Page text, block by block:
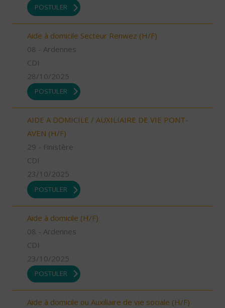
POSTULER
Aide à domicile Secteur Renwez (H/F)
08 - Ardennes
CDI
28/10/2025
POSTULER
AIDE A DOMICILE / AUXILIAIRE DE VIE PONT-
AVEN (H/F)
29 - Finistère
CDI
23/10/2025
POSTULER
Aide à domicile (H/F)
08 - Ardennes
CDI
23/10/2025
POSTULER
Aide à domicile ou Auxiliaire de vie sociale (H/F)